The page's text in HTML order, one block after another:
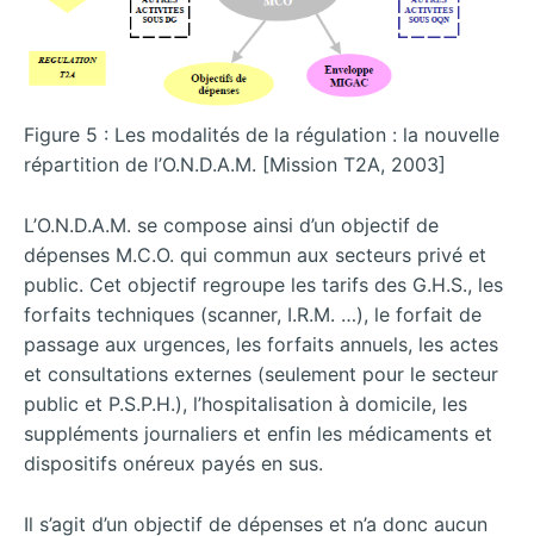
Figure 5 : Les modalités de la régulation : la nouvelle
répartition de l’O.N.D.A.M. [Mission T2A, 2003]
L’O.N.D.A.M. se compose ainsi d’un objectif de
dépenses M.C.O. qui commun aux secteurs privé et
public. Cet objectif regroupe les tarifs des G.H.S., les
forfaits techniques (scanner, I.R.M. …), le forfait de
passage aux urgences, les forfaits annuels, les actes
et consultations externes (seulement pour le secteur
public et P.S.P.H.), l’hospitalisation à domicile, les
suppléments journaliers et enfin les médicaments et
dispositifs onéreux payés en sus.
Il s’agit d’un objectif de dépenses et n’a donc aucun